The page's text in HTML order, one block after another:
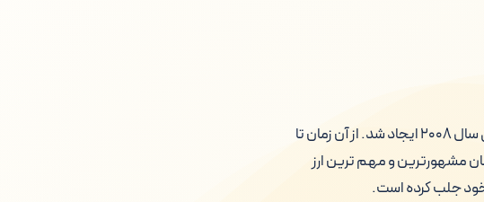
همه ما بارها و بارها نام بیت کوین را شنیده ایم. بیت کوین دقیقا بعد از بحران مالی سال ۲۰۰۸ ایجاد شد. از آن زمان تا
مشهورترین و مهم ترین ارز
خود جلب کرده است.